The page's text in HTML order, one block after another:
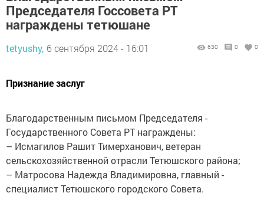
Председателя Госсовета РТ
награждены тетюшане
tetyushy, 6 сентября 2024 - 16:01 630 0 0
Признание заслуг
Благодарственным письмом Председателя ­
Государственного Совета РТ награждены:
– Исмагилов Рашит Тимерханович, ­ветеран
сельскохозяйственной отрасли Тетюшского ­района;
– Матросова Надежда Владимировна, главный ­
специалист Тетюшского городского Совета.